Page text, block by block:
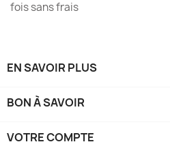
fois sans frais
EN SAVOIR PLUS
BON À SAVOIR
VOTRE COMPTE